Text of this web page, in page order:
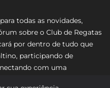
todas as novidades,
sobre o Club de Regatas
por dentro de tudo que
participando de
com uma